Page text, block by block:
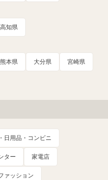
高知県
熊本県 大分県 宮崎県
日用品・コンビニ
ター 家電店
ァッション